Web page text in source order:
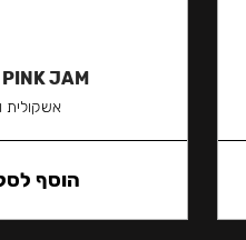
JAM
אשקולית
הוסף